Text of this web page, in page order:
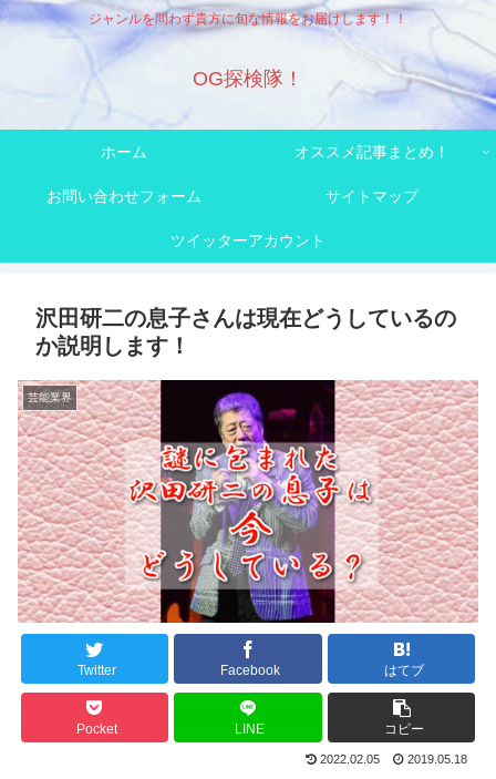
ジャンルを問わず貴方に旬な情報をお届けします！！
OG探検隊！
ホーム オススメ記事まとめ！
お問い合わせフォーム サイトマップ
ツイッターアカウント
沢田研二の息子さんは現在どうしているの
か説明します！
芸能業界
Twitter Facebook はてブ
Pocket LINE コピー
2022.02.05 2019.05.18